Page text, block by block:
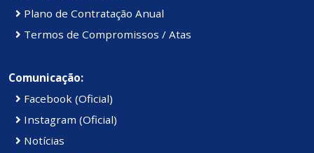
Plano de Contratação Anual
Termos de Compromissos / Atas
Comunicação:
Facebook (Oficial)
Instagram (Oficial)
Notícias